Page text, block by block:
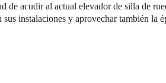
de acudir al actual elevador de silla de
instalaciones y aprovechar también la